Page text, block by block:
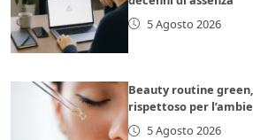
5 Agosto 2026
Beauty routine
rispettoso per
5 Agosto 2026